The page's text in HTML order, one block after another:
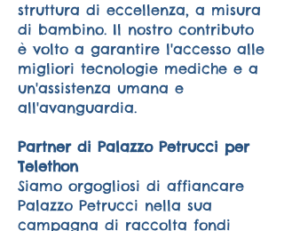
struttura di eccellenza, a misura
di bambino. Il nostro contributo
è volto a garantire l'accesso alle
migliori tecnologie mediche e a
un'assistenza umana e
all'avanguardia.
Partner di Palazzo Petrucci per
Telethon
Siamo orgogliosi di affiancare
Palazzo Petrucci nella sua
campagna di raccolta fondi